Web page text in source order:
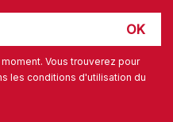
Vous trouverez pour
les conditions d'utilisation du